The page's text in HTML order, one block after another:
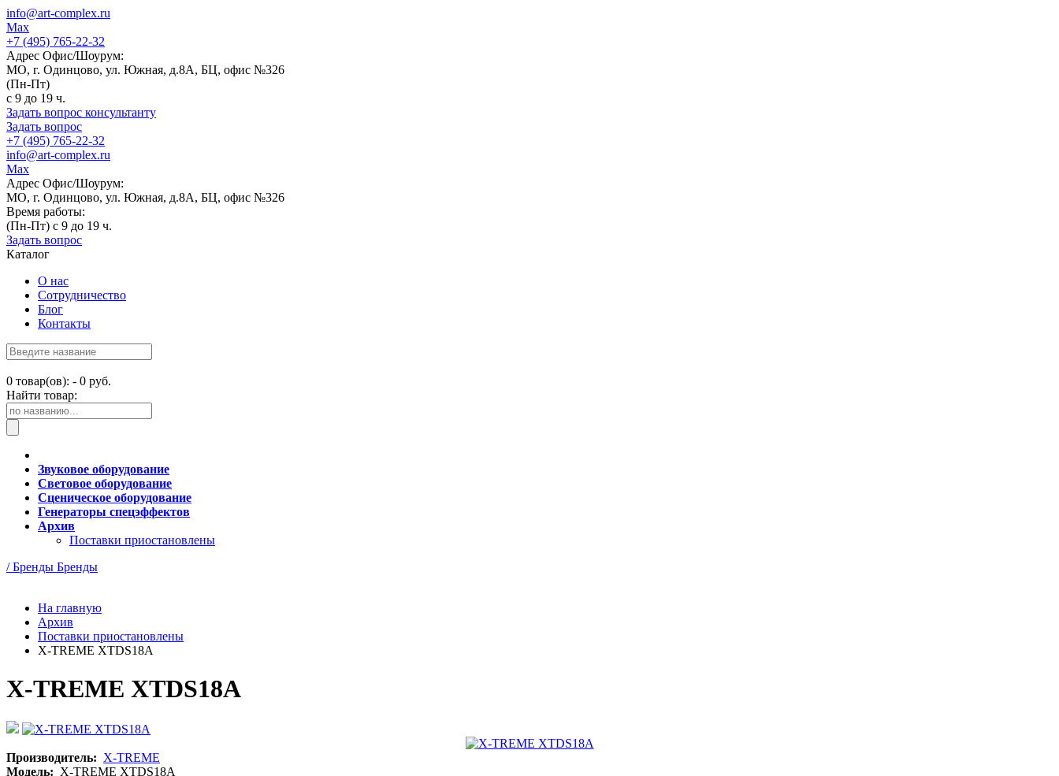
info@art-complex.ru
Max
+7 (495) 765-22-32
Адрес Офис/Шоурум:
МО, г. Одинцово, ул. Южная, д.8А, БЦ, офис №326
(Пн-Пт)
с 9 до 19 ч.
Задать вопрос консультанту
Задать вопрос
+7 (495) 765-22-32
info@art-complex.ru
Max
Адрес Офис/Шоурум:
МО, г. Одинцово, ул. Южная, д.8А, БЦ, офис №326
Время работы:
(Пн-Пт) с 9 до 19 ч.
Задать вопрос
Каталог
О нас
Сотрудничество
Блог
Контакты
0 товар(ов): - 0 руб.
Найти товар:
Звуковое оборудование
Световое оборудование
Сценическое оборудование
Генераторы спецэффектов
Архив
Поставки приостановлены
/ Бренды Бренды
На главную
Архив
Поставки приостановлены
X-TREME XTDS18A
X-TREME XTDS18A
Производитель: X-TREME
Модель: X-TREME XTDS18A